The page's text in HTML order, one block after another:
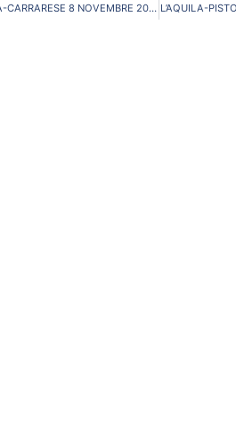
L’AQUILA-CARRARESE 8 NOVEMBRE 2014 L’AQUILA-